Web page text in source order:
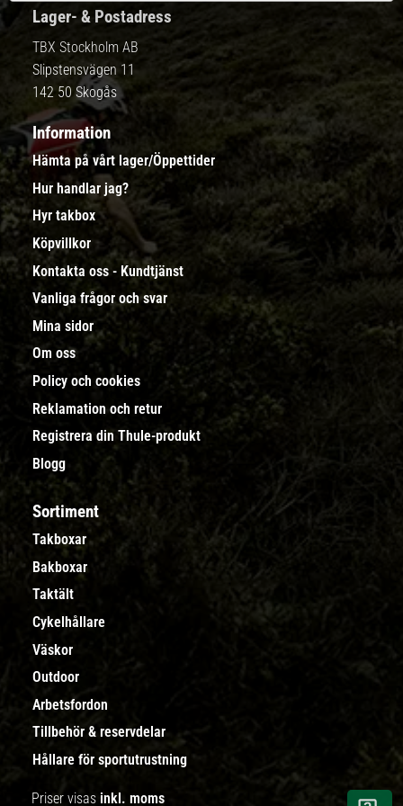
Lager- & Postadress
TBX Stockholm AB
Slipstensvägen 11
142 50 Skogås
Information
Hämta på vårt lager/Öppettider
Hur handlar jag?
Hyr takbox
Köpvillkor
Kontakta oss - Kundtjänst
Vanliga frågor och svar
Mina sidor
Om oss
Policy och cookies
Reklamation och retur
Registrera din Thule-produkt
Blogg
Sortiment
Takboxar
Bakboxar
Taktält
Cykelhållare
Väskor
Outdoor
Arbetsfordon
Tillbehör & reservdelar
Hållare för sportutrustning
Priser visas inkl. moms